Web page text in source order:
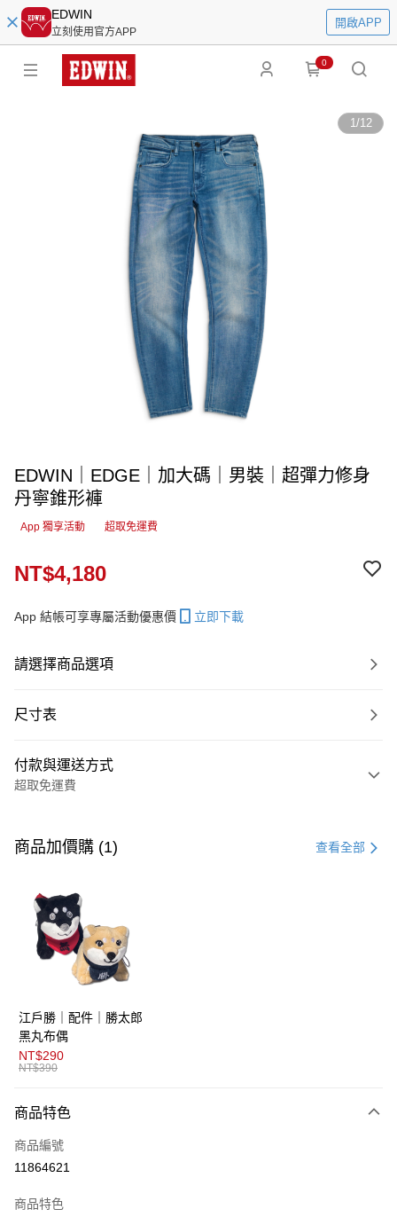
EDWIN
立刻使用官方APP
開啟APP
0
1/12
EDWIN｜EDGE｜加大碼｜男裝｜超彈力修身
丹寧錐形褲
App 獨享活動 超取免運費
NT$4,180
App 結帳可享專屬活動優惠價 立即下載
請選擇商品選項
尺寸表
付款與運送方式
超取免運費
信用卡一次付款
LINE Pay
AFTEE先享後付
【關於「AFTEE先享後付」】
便利好安心！
１．簡單：不需註冊會員、不需綁卡、不需儲值。
２．便利：只要手機號碼，簡訊認證，即可結帳。
３．安心：先確認商品／服務後，再付款。
１．於結帳方式選擇「AFTEE先享後付」後，將跳轉至「AFTEE先享後付」
２．訂單成立數日內，您將收到繳費通知簡訊。
３．收到繳費通知簡訊後14天內，點擊此簡訊中的連結，可透過四大超商／
購買商品的店家。未經商家同意取消之訂單仍視為有效，需透過AFTEE先享
運送方式
全家取貨付款
免運費
免運費
商品加價購 (1) 查看全部
江戶勝｜配件｜勝太郎
黑丸布偶
NT$290
NT$390
商品特色
商品編號
11864621
商品特色